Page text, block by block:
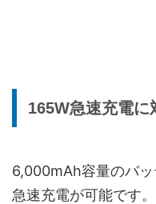
165W急速充電に
6,000mAh容量のバ
急速充電が可能です。